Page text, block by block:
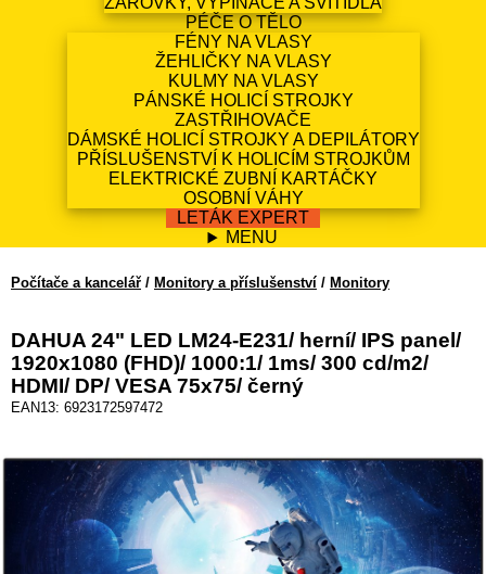
PÉČE O TĚLO
FÉNY NA VLASY
ŽEHLIČKY NA VLASY
KULMY NA VLASY
PÁNSKÉ HOLICÍ STROJKY
ZASTŘIHOVAČE
DÁMSKÉ HOLICÍ STROJKY A DEPILÁTORY
PŘÍSLUŠENSTVÍ K HOLICÍM STROJKŮM
ELEKTRICKÉ ZUBNÍ KARTÁČKY
OSOBNÍ VÁHY
LETÁK EXPERT
MENU
Počítače a kancelář / Monitory a příslušenství / Monitory
DAHUA 24" LED LM24-E231/ herní/ IPS panel/
1920x1080 (FHD)/ 1000:1/ 1ms/ 300 cd/m2/
HDMI/ DP/ VESA 75x75/ černý
EAN13: 6923172597472